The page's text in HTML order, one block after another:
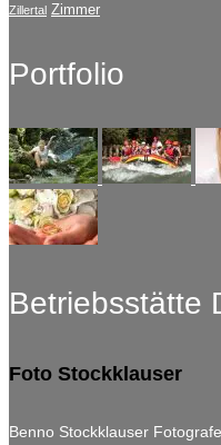
Zillertal Zimmer
Portfolio
Betriebsstätte
Foto Stockklauser
Benno Stockklauser